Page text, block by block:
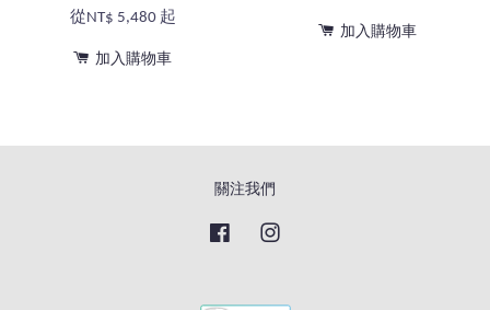
從 NT$ 5,480 起
加入購物車
加入購物車
關注我們
Facebook